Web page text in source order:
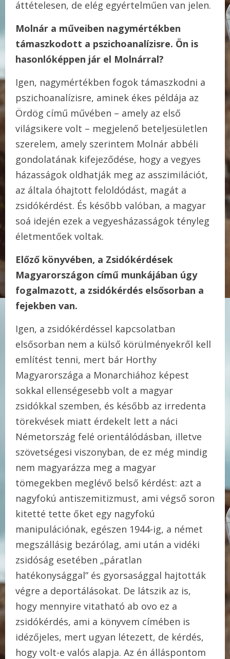
áttételesen, de elég egyértelműen van jelen.
Molnár a műveiben nagymértékben
támaszkodott a pszichoanalízisre. Ön is
hasonlóképpen jár el Molnárral?
Igen, nagymértékben fogok támaszkodni a
pszichoanalízisre, aminek ékes példája az
Ördög című művében – amely az első
világsikere volt – megjelenő beteljesületlen
szerelem, amely szerintem Molnár abbéli
gondolatának kifejeződése, hogy a vegyes
házasságok oldhatják meg az asszimilációt,
az általa óhajtott feloldódást, magát a
zsidókérdést. És később valóban, a magyar
soá idején ezek a vegyesházasságok tényleg
életmentőek voltak.
Előző könyvében, a Zsidókérdések
Magyarországon című munkájában úgy
fogalmazott, a zsidókérdés elsősorban a
fejekben van.
Igen, a zsidókérdéssel kapcsolatban
elsősorban nem a külső körülményekről kell
említést tenni, mert bár Horthy
Magyarországa a Monarchiához képest
sokkal ellenségesebb volt a magyar
zsidókkal szemben, és később az irredenta
törekvések miatt érdekelt lett a náci
Németország felé orientálódásban, illetve
szövetségesi viszonyban, de ez még mindig
nem magyarázza meg a magyar
tömegekben meglévő belső kérdést: azt a
nagyfokú antiszemitizmust, ami végső soron
kitetté tette őket egy nagyfokú
manipulációnak, egészen 1944-ig, a német
megszállásig bezárólag, ami után a vidéki
zsidóság esetében „páratlan
hatékonysággal” és gyorsasággal hajtották
végre a deportálásokat. De látszik az is,
hogy mennyire vitatható ab ovo ez a
zsidókérdés, ami a könyvem címében is
idézőjeles, mert ugyan létezett, de kérdés,
hogy volt-e valós alapja. Az én álláspontom